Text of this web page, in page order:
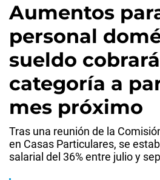
Aumentos
personal
sueldo
categoría a
mes próximo
Tras una reunión de la
en Casas Particulares, se
salarial del 36% entre julio y